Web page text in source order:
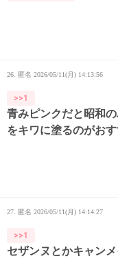
26. 匿名 2026/05/11(月) 14:13:56
>>1
青みピンクだと昭和
をキワに塗るのがお
27. 匿名 2026/05/11(月) 14:14:27
>>1
セザンヌとかキャン